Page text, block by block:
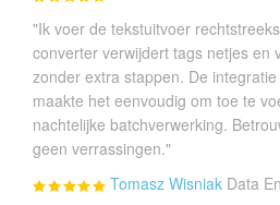
"Ik voer de tekstuitvoer
converter verwijdert tags netjes en
zonder extra stappen. De
maakte het eenvoudig om toe te
nachtelijke batchverwerking.
geen verrassingen."
Tomasz Wisniak Data